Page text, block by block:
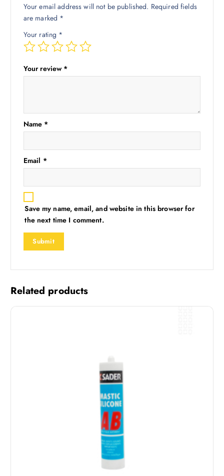
Your email address will not be published. Required fields
are marked *
Your rating *
Your review *
Name *
Email *
Save my name, email, and website in this browser for
the next time I comment.
Related products